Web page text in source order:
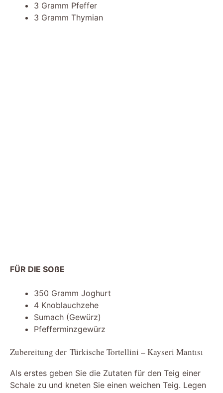
3 Gramm Pfeffer
3 Gramm Thymian
FÜR DIE SOßE
350 Gramm Joghurt
4 Knoblauchzehe
Sumach (Gewürz)
Pfefferminzgewürz
Zubereitung der Türkische Tortellini – Kayseri Mantısı
Als erstes geben Sie die Zutaten für den Teig einer
Schale zu und kneten Sie einen weichen Teig. Legen